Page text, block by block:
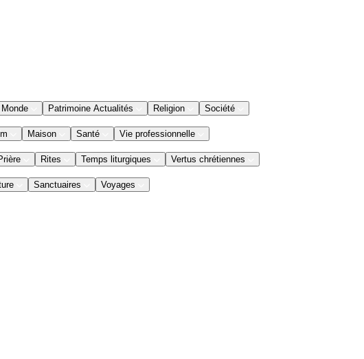
Monde Patrimoine Actualités Religion Société
Maison Santé Vie professionnelle
Rites Temps liturgiques Vertus chrétiennes
Sanctuaires Voyages